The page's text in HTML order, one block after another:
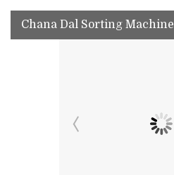
Chana Dal Sorting Machine